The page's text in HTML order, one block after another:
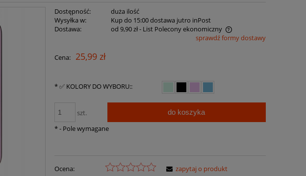
Dostępność:
duża ilość
Wysyłka w:
Kup do 15:00 dostawa jutro inPost
Dostawa:
od 9,90 zł- List Polecony ekonomiczny
płatności
sprawdź formy dostawy
Cena: 25,99 zł
*✅ KOLORY DO WYBORU::
szt. do koszyka
*- Pole wymagane
Ocena:
zapytaj o produkt